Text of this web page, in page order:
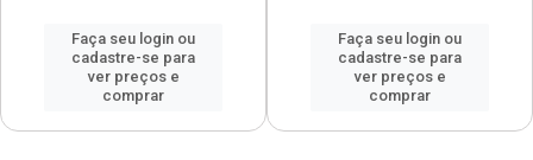
Faça seu login ou
cadastre-se para
ver preços e
comprar
Faça seu login ou
cadastre-se para
ver preços e
comprar